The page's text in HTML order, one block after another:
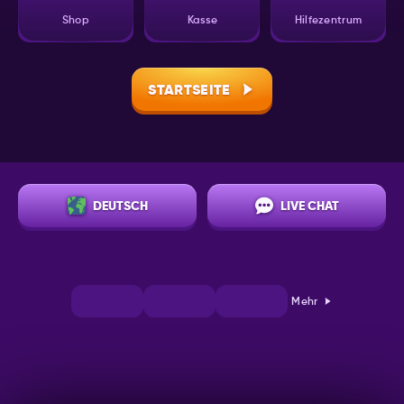
Shop Kasse Hilfezentrum
STARTSEITE
DEUTSCH LIVE CHAT
Mehr